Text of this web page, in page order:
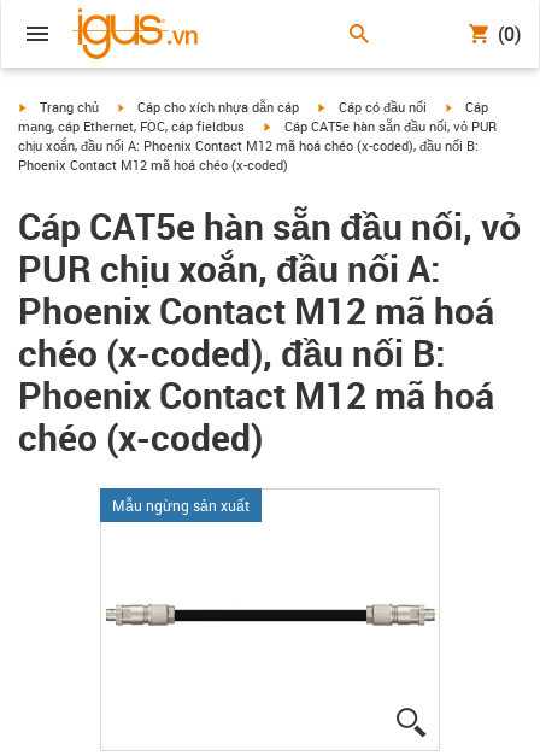
(0)
igus-icon-arrow-right
Trang chủ igus-icon-arrow-right
Cáp cho xích nhựa dẫn cáp igus-icon-arrow-right
Cáp có đầu nối igus-icon-
Cáp
mạng, cáp Ethernet, FOC, cáp fieldbus
igus-icon-arrow-right
Cáp CAT5e hàn sẵn đầu nối, vỏ PUR
chịu xoắn, đầu nối A: Phoenix Contact M12 mã hoá chéo (x-coded), đầu nối B:
Phoenix Contact M12 mã hoá chéo (x-coded)
Cáp CAT5e hàn sẵn đầu nối, vỏ
PUR chịu xoắn, đầu nối A:
Phoenix Contact M12 mã hoá
chéo (x-coded), đầu nối B:
Phoenix Contact M12 mã hoá
chéo (x-coded)
Mẫu ngừng sản xuất